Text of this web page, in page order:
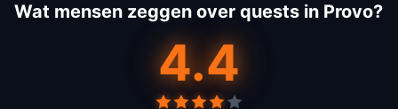
Wat mensen zeggen over quests in Provo?
4.4